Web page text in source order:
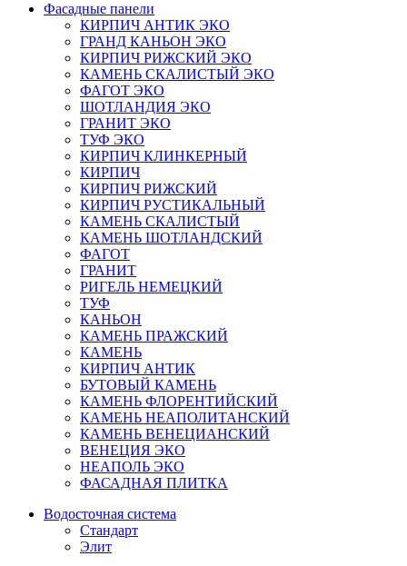
Фасадные панели
КИРПИЧ АНТИК ЭКО
ГРАНД КАНЬОН ЭКО
КИРПИЧ РИЖСКИЙ ЭКО
КАМЕНЬ СКАЛИСТЫЙ ЭКО
ФАГОТ ЭКО
ШОТЛАНДИЯ ЭКО
ГРАНИТ ЭКО
ТУФ ЭКО
КИРПИЧ КЛИНКЕРНЫЙ
КИРПИЧ
КИРПИЧ РИЖСКИЙ
КИРПИЧ РУСТИКАЛЬНЫЙ
КАМЕНЬ СКАЛИСТЫЙ
КАМЕНЬ ШОТЛАНДСКИЙ
ФАГОТ
ГРАНИТ
РИГЕЛЬ НЕМЕЦКИЙ
ТУФ
КАНЬОН
КАМЕНЬ ПРАЖСКИЙ
КАМЕНЬ
КИРПИЧ АНТИК
БУТОВЫЙ КАМЕНЬ
КАМЕНЬ ФЛОРЕНТИЙСКИЙ
КАМЕНЬ НЕАПОЛИТАНСКИЙ
КАМЕНЬ ВЕНЕЦИАНСКИЙ
ВЕНЕЦИЯ ЭКО
НЕАПОЛЬ ЭКО
ФАСАДНАЯ ПЛИТКА
Водосточная система
Стандарт
Элит